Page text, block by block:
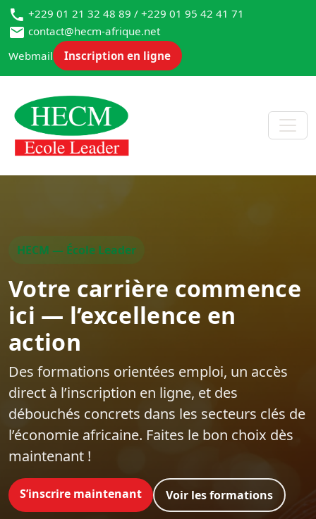
+229 01 21 32 48 89 / +229 01 95 42 41 71
contact@hecm-afrique.net
Webmail
Inscription en ligne
HECM — École Leader
Votre carrière commence
ici — l’excellence en
action
Des formations orientées emploi‍, un accès
direct à l’inscription en ligne, et des
débouchés concrets dans les secteurs clés de
l’économie africaine. Faites le bon choix dès
maintenant !
S’inscrire maintenant Voir les formations